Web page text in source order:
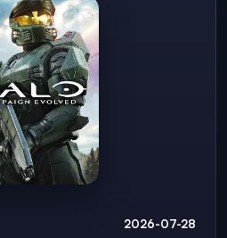
2026-07-28